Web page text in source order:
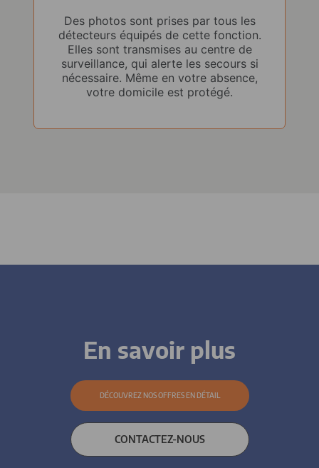
Des photos sont prises par tous les
détecteurs équipés de cette fonction.
Elles sont transmises au centre de
surveillance, qui alerte les secours si
nécessaire. Même en votre absence,
votre domicile est protégé.
En savoir plus
DÉCOUVREZ NOS OFFRES EN DÉTAIL
CONTACTEZ-NOUS